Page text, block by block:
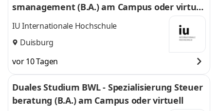
smanagement (B.A.) am Campus oder virtuel
l
IU Internationale Hochschule
Duisburg
vor 10 Tagen
Duales Studium BWL - Spezialisierung Steuer
beratung (B.A.) am Campus oder virtuell